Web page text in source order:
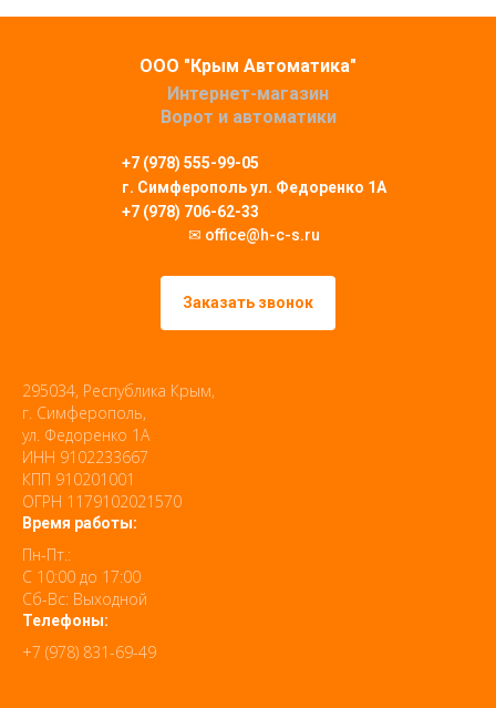
ООО "Крым Автоматика"
Интернет-магазин
Ворот и автоматики
+7 (978) 555-99-05
г. Симферопольул. Федоренко 1А
+7 (978) 706-62-33
✉ office@h-c-s.ru
Заказать звонок
295034, Республика Крым,
г. Симферополь,
ул. Федоренко 1А
ИНН 9102233667
КПП 910201001
ОГРН 1179102021570
Время работы:
Пн-Пт.:
С 10:00 до 17:00
Сб-Вс: Выходной
Телефоны:
+7 (978) 831-69-49